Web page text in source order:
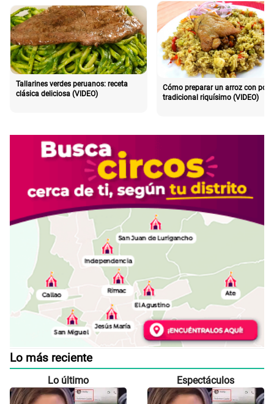
Tallarines verdes peruanos: receta
clásica deliciosa (VIDEO)
Cómo preparar un arroz con pollo
tradicional riquísimo (VIDEO)
Lo más reciente
Lo último Espectáculos